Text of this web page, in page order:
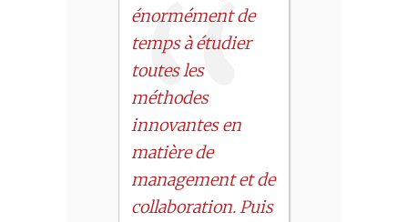
énormément de
temps à étudier
toutes les
méthodes
innovantes en
matière de
management et de
collaboration. Puis